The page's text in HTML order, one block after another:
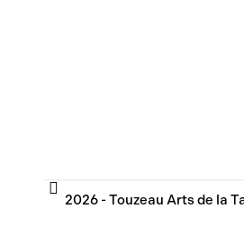
2026 - Touzeau Arts de la